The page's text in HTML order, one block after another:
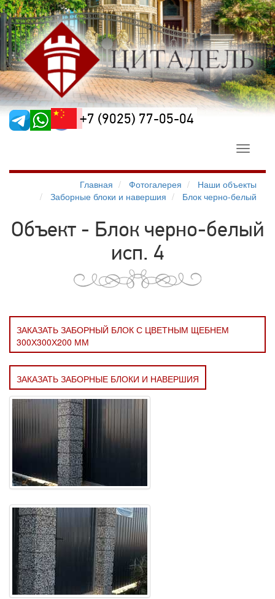
+7 (9025) 77-05-04
Toggle
Главная
Фотогалерея
Наши объекты
Заборные блоки и навершия
Блок черно-белый
Объект - Блок черно-белый
исп. 4
ЗАКАЗАТЬ ЗАБОРНЫЙ БЛОК С ЦВЕТНЫМ ЩЕБНЕМ
300Х300Х200 ММ
ЗАКАЗАТЬ ЗАБОРНЫЕ БЛОКИ И НАВЕРШИЯ